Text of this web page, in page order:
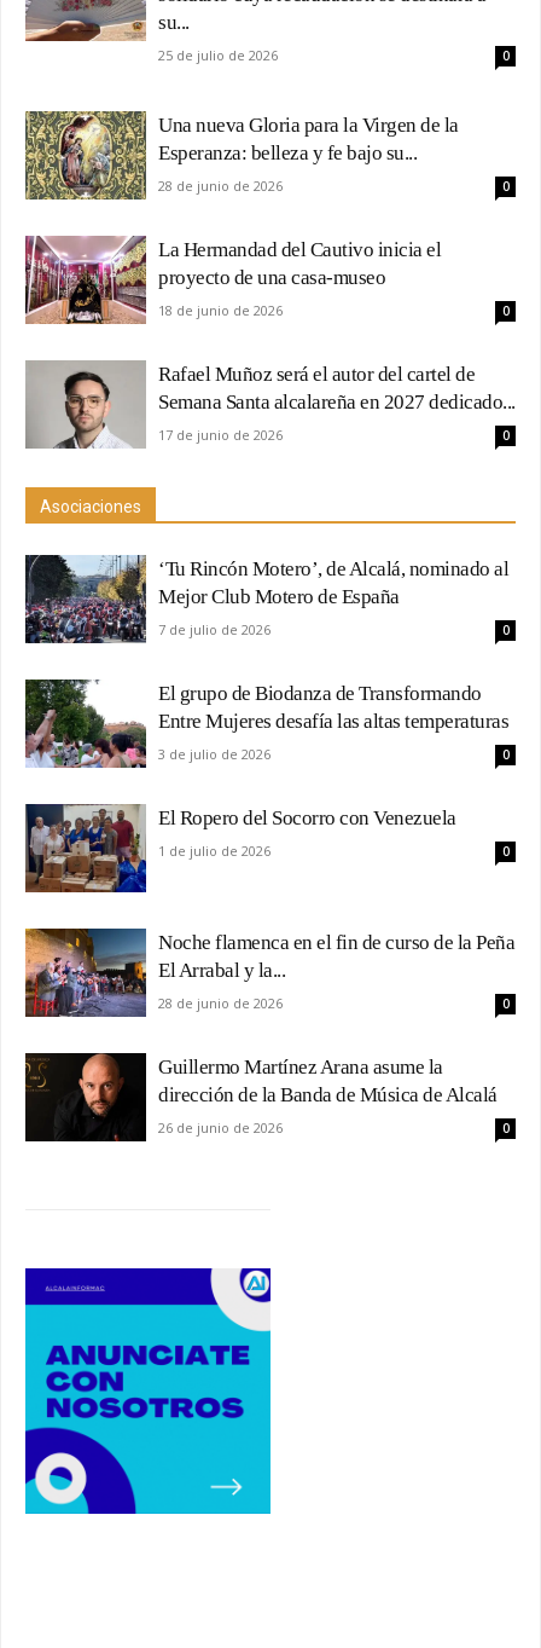
su...
25 de julio de 2026 0
Una nueva Gloria para la Virgen de la
Esperanza: belleza y fe bajo su...
28 de junio de 2026 0
La Hermandad del Cautivo inicia el
proyecto de una casa-museo
18 de junio de 2026 0
Rafael Muñoz será el autor del cartel de
Semana Santa alcalareña en 2027 dedicado...
17 de junio de 2026 0
Asociaciones
‘Tu Rincón Motero’, de Alcalá, nominado al
Mejor Club Motero de España
7 de julio de 2026 0
El grupo de Biodanza de Transformando
Entre Mujeres desafía las altas temperaturas
3 de julio de 2026 0
El Ropero del Socorro con Venezuela
1 de julio de 2026 0
Noche flamenca en el fin de curso de la Peña
El Arrabal y la...
28 de junio de 2026 0
Guillermo Martínez Arana asume la
dirección de la Banda de Música de Alcalá
26 de junio de 2026 0